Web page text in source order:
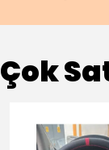
Çok